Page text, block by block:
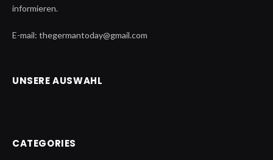
informieren.
E-mail: thegermantoday@gmail.com
UNSERE AUSWAHL
CATEGORIES